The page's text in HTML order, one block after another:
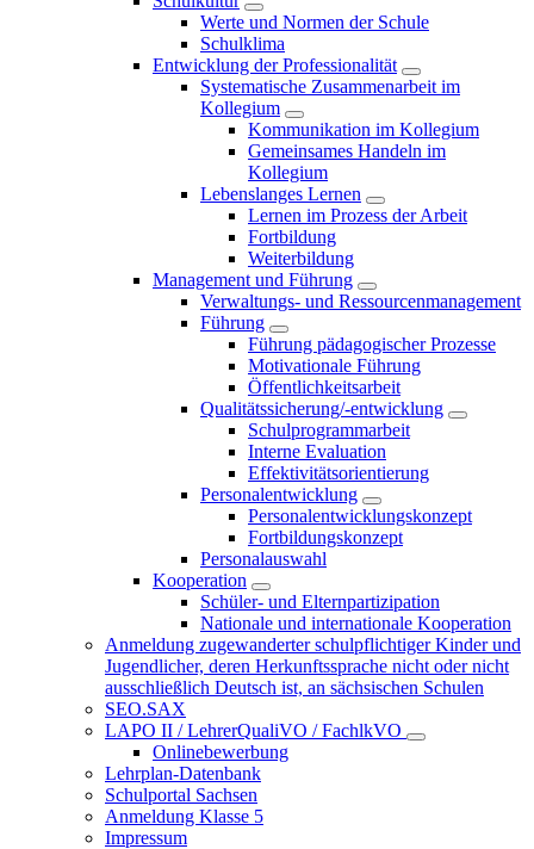
Werte und Normen der Schule
Schulklima
Entwicklung der Professionalität
Systematische Zusammenarbeit im
Kollegium
Kommunikation im Kollegium
Gemeinsames Handeln im
Kollegium
Lebenslanges Lernen
Lernen im Prozess der Arbeit
Fortbildung
Weiterbildung
Management und Führung
Verwaltungs- und Ressourcenmanagement
Führung
Führung pädagogischer Prozesse
Motivationale Führung
Öffentlichkeitsarbeit
Qualitätssicherung/-entwicklung
Schulprogrammarbeit
Interne Evaluation
Effektivitätsorientierung
Personalentwicklung
Personalentwicklungskonzept
Fortbildungskonzept
Personalauswahl
Kooperation
Schüler- und Elternpartizipation
Nationale und internationale Kooperation
Anmeldung zugewanderter schulpflichtiger Kinder und
Jugendlicher, deren Herkunftssprache nicht oder nicht
ausschließlich Deutsch ist, an sächsischen Schulen
SEO.SAX
LAPO II / LehrerQualiVO / FachlkVO
Onlinebewerbung
Lehrplan-Datenbank
Schulportal Sachsen
Anmeldung Klasse 5
Impressum